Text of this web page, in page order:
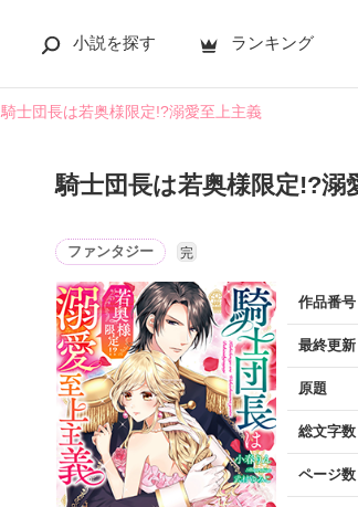
小説を探す ランキング
騎士団長は若奥様限定!?溺愛至上主義
騎士団長は若奥様限定!?溺
ファンタジー 完
作品番号
最終更新
原題
総文字数
ページ数